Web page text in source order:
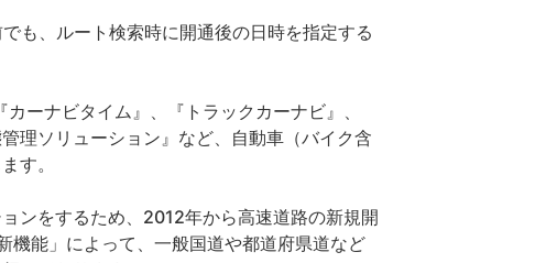
も、ルート検索時に開通後の日時を指定する
ーナビタイム』、『トラックカーナビ』、
理ソリューション』など、自動車（バイク含
す。
ンをするため、2012年から高速道路の新規開
能」によって、一般国道や都道府県道など